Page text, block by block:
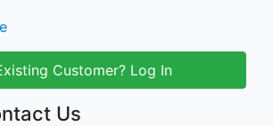
Customer? Log In
Us